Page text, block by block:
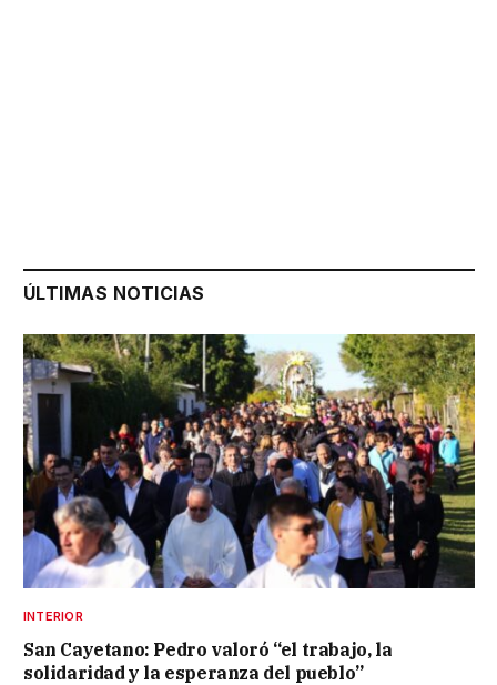
ÚLTIMAS NOTICIAS
INTERIOR
San Cayetano: Pedro valoró “el trabajo, la
solidaridad y la esperanza del pueblo”